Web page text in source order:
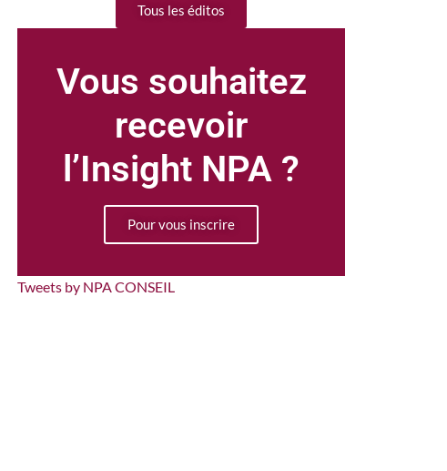
Tous les éditos
Vous souhaitez
recevoir
l’Insight NPA ?
Pour vous inscrire
Tweets by NPA CONSEIL